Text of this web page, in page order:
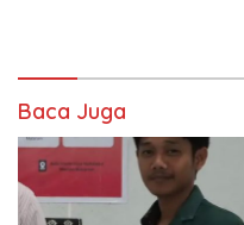
Baca Juga